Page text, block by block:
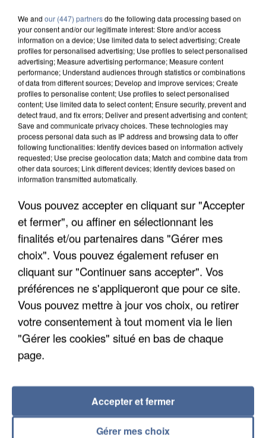
LES DONNÉES DE 300 000 CLIENTS DÉROBÉES À
INTERMARCHÉ APRÈS UNE...
We and our (447) partnersdo the following data processing based on
your consent and/or our legitimate interest: Store and/or access
information on a device; Use limited data to select advertising; Create
profiles for personalised advertising; Use profiles to select personalised
advertising; Measure advertising performance; Measure content
performance; Understand audiences through statistics or combinations
of data from different sources; Develop and improve services; Create
profiles to personalise content; Use profiles to select personalised
content; Use limited data to select content; Ensure security, prevent and
detect fraud, and fix errors; Deliver and present advertising and content;
Save and communicate privacy choices. These technologies may
process personal data such as IP address and browsing data to offer
following functionalities: Identify devices based on information actively
requested; Use precise geolocation data; Match and combine data from
other data sources; Link different devices; Identify devices based on
information transmitted automatically.
Vous pouvez accepter en cliquant sur "Accepter
et fermer", ou affiner en sélectionnant les
finalités et/ou partenaires dans "Gérer mes
choix". Vous pouvez également refuser en
cliquant sur "Continuer sans accepter". Vos
préférences ne s'appliqueront que pour ce site.
Vous pouvez mettre à jour vos choix, ou retirer
votre consentement à tout moment via le lien
"Gérer les cookies" situé en bas de chaque
page.
Gérer mes choix
Accepter et fermer